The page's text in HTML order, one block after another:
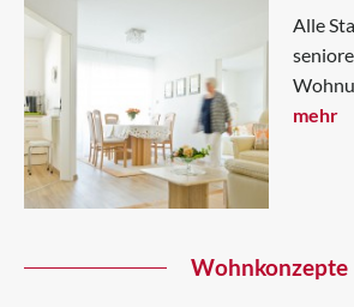
Alle
mehr
Wohnkonzepte